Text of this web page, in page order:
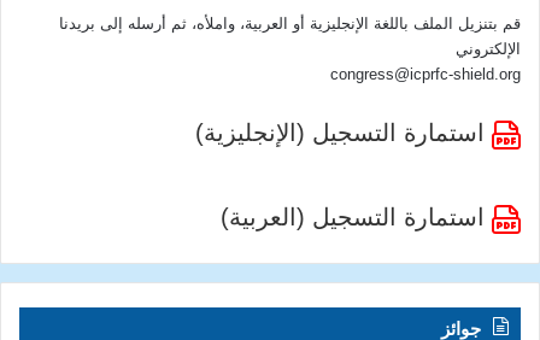
قم بتنزيل الملف باللغة الإنجليزية أو العربية، واملأه، ثم أرسله إلى بريدنا
الإلكتروني
congress@icprfc-shield.org
استمارة التسجيل (الإنجليزية)
استمارة التسجيل (العربية)
جوائز